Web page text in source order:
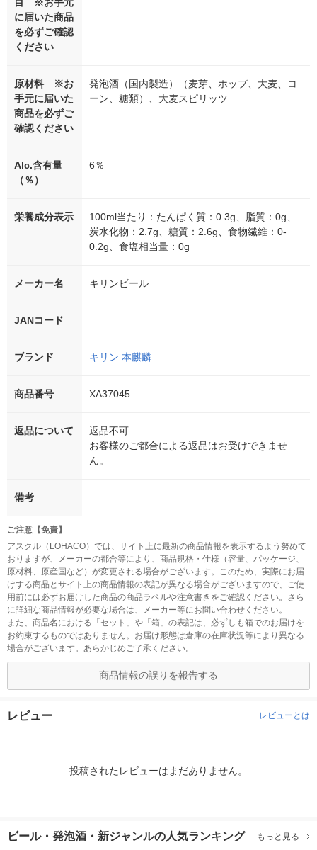
目 ※お手元
に届いた商品
を必ずご確認
ください
原材料 ※お
手元に届いた
商品を必ずご
確認ください
発泡酒（国内製造）（麦芽、ホップ、大麦、コ
ーン、糖類）、大麦スピリッツ
Alc.含有量
（％）
6％
栄養成分表示
100ml当たり：たんぱく質：0.3g、脂質：0g、
炭水化物：2.7g、糖質：2.6g、食物繊維：0-
0.2g、食塩相当量：0g
メーカー名 キリンビール
JANコード
ブランド キリン 本麒麟
商品番号 XA37045
返品について
返品不可
お客様のご都合による返品はお受けできませ
ん。
備考
ご注意【免責】
アスクル（LOHACO）では、サイト上に最新の商品情報を表示するよう努めて
おりますが、メーカーの都合等により、商品規格・仕様（容量、パッケージ、
原材料、原産国など）が変更される場合がございます。このため、実際にお届
けする商品とサイト上の商品情報の表記が異なる場合がございますので、ご使
用前には必ずお届けした商品の商品ラベルや注意書きをご確認ください。さら
に詳細な商品情報が必要な場合は、メーカー等にお問い合わせください。
また、商品名における「セット」や「箱」の表記は、必ずしも箱でのお届けを
お約束するものではありません。お届け形態は倉庫の在庫状況等により異なる
場合がございます。あらかじめご了承ください。
商品情報の誤りを報告する
レビュー レビューとは
投稿されたレビューはまだありません。
ビール・発泡酒・新ジャンルの人気ランキング もっと見る